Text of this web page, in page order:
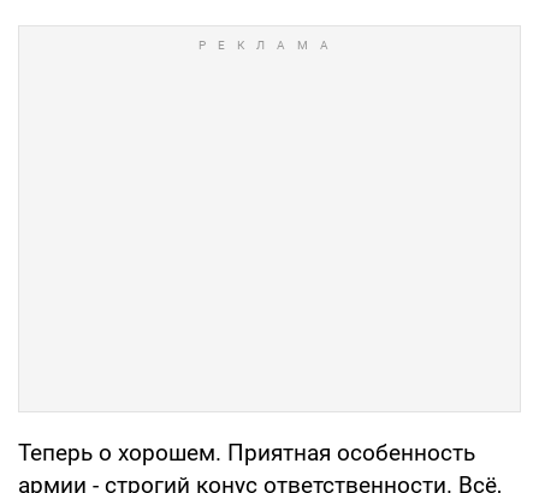
Теперь о хорошем. Приятная особенность
армии - строгий конус ответственности. Всё,